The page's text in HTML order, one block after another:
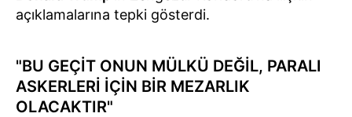
açıklamalarına tepki gösterdi.
"BU GEÇİT ONUN MÜLKÜ DEĞİL, PARALI
ASKERLERİ İÇİN BİR MEZARLIK
OLACAKTIR"